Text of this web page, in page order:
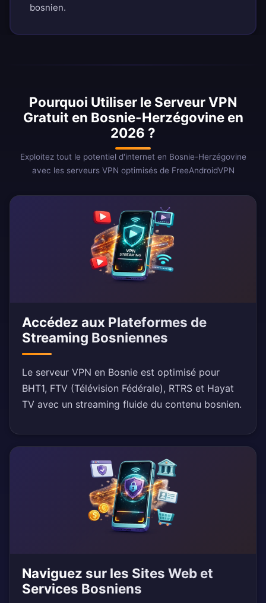
bosnien.
Pourquoi Utiliser le Serveur VPN
Gratuit en Bosnie-Herzégovine en
2026 ?
Exploitez tout le potentiel d'internet en Bosnie-Herzégovine
avec les serveurs VPN optimisés de FreeAndroidVPN
Accédez aux Plateformes de
Streaming Bosniennes
Le serveur VPN en Bosnie est optimisé pour
BHT1, FTV (Télévision Fédérale), RTRS et Hayat
TV avec un streaming fluide du contenu bosnien.
Naviguez sur les Sites Web et
Services Bosniens